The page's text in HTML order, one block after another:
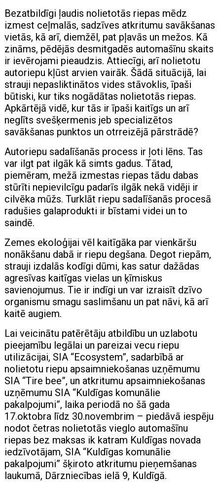
Bezatbildīgi ļaudis nolietotās riepas mēdz
izmest ceļmalās, sadzīves atkritumu savākšanas
vietās, kā arī, diemžēl, pat pļavās un mežos. Kā
zināms, pēdējās desmitgadēs automašīnu skaits
ir ievērojami pieaudzis. Attiecīgi, arī nolietotu
autoriepu kļūst arvien vairāk. Šādā situācijā, lai
strauji nepasliktinātos vides stāvoklis, īpaši
būtiski, kur tiks nogādātas nolietotās riepas.
Apkārtējā vidē, kur tās ir īpaši kaitīgs un arī
neglīts svešķermenis jeb specializētos
savākšanas punktos un otrreizējā pārstrādē?
Autoriepu sadalīšanās process ir ļoti lēns. Tas
var ilgt pat ilgāk kā simts gadus. Tātad,
piemēram, mežā izmestas riepas tādu dabas
stūrīti nepievilcīgu padarīs ilgāk nekā vidēji ir
cilvēka mūžs. Turklāt riepu sadalīšanās procesā
radušies galaprodukti ir bīstami videi un to
saindē.
Zemes ekoloģijai vēl kaitīgāka par vienkāršu
nonākšanu dabā ir riepu degšana. Degot riepām,
strauji izdalās kodīgi dūmi, kas satur dažādas
agresīvas kaitīgas vielas un ķīmiskus
savienojumus. Tie ir indīgi un var izraisīt dzīvo
organismu smagu saslimšanu un pat nāvi, kā arī
kaitē augiem.
Lai veicinātu patērētāju atbildību un uzlabotu
pieejamību legālai un pareizai vecu riepu
utilizācijai, SIA “Ecosystem”, sadarbībā ar
nolietotu riepu apsaimniekošanas uzņēmumu
SIA “Tire bee”, un atkritumu apsaimniekošanas
uzņēmumu SIA “Kuldīgas komunālie
pakalpojumi”, laika periodā no šā gada
17.oktobra līdz 30.novembrim – piedāvā iespēju
nodot četras nolietotās vieglo automašīnu
riepas bez maksas ik katram Kuldīgas novada
iedzīvotājam, SIA “Kuldīgas komunālie
pakalpojumi” šķiroto atkritumu pieņemšanas
laukumā, Dārzniecības ielā 9, Kuldīgā.